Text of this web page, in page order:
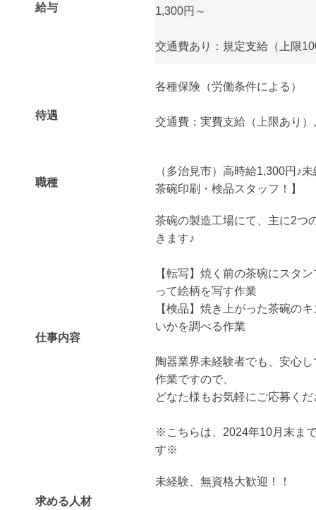
給与
1,300円～
交通費あり：規定支給（上限
待遇
各種保険（労働条件による）
交通費：実費支給（上限あり
職種
（多治見市）高時給1,300円♪
茶碗印刷・検品スタッフ！】
仕事内容
茶碗の製造工場にて、主に2つ
きます♪
【転写】焼く前の茶碗にスタ
って絵柄を写す作業
【検品】焼き上がった茶碗の
いかを調べる作業
陶器業界未経験者でも、安心
作業ですので、
どなた様もお気軽にご応募く
※こちらは、2024年10月末ま
す※
求める人材
未経験、無資格大歓迎！！